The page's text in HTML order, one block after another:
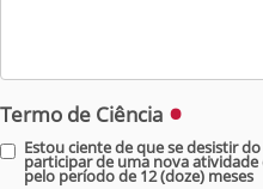
Termo de Ciência
Estou ciente de que se desistir
participar de uma nova atividade
pelo período de 12 (doze) meses